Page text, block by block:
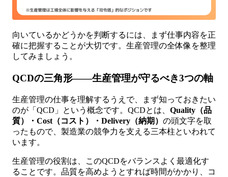
向いているかどうかを判断するには、まず仕事内容を正
確に把握することが大切です。生産管理の全体像を整理
してみましょう。
QCDの三角形——生産管理が守るべき3つの軸
生産管理の仕事を理解するうえで、まず知っておきたい
のが「QCD」という概念です。QCDとは、 Quality（品
質）・Cost（コスト）・Delivery（納期） の頭文字を取
ったもので、製造業の競争力を支える三本柱といわれて
います。
生産管理の役割は、このQCDをバランスよく最適化す
ることです。品質を高めようとすれば時間がかかり、コ